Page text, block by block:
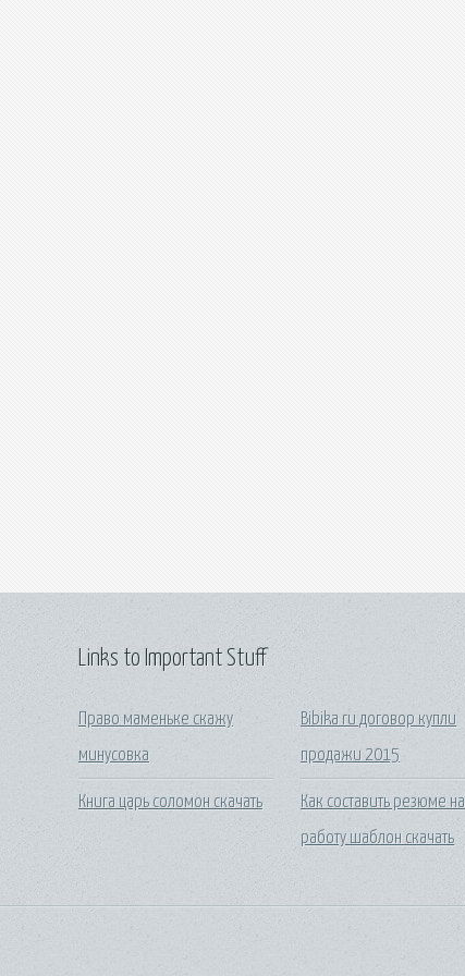
Links to Important Stuff
Право маменьке скажу
минусовка
Книга царь соломон скачать
Bibika ru договор купли
продажи 2015
Как составить резюме на
работу шаблон скачать